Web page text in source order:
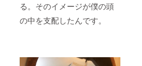
る。そのイメージが僕の頭
の中を支配したんです。